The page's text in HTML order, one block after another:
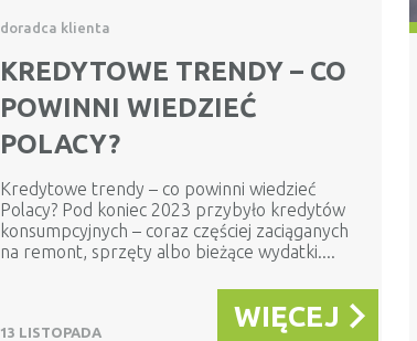
doradca klienta
KREDYTOWE TRENDY – CO
POWINNI WIEDZIEĆ
POLACY?
Kredytowe trendy – co powinni wiedzieć
Polacy? Pod koniec 2023 przybyło kredytów
konsumpcyjnych – coraz częściej zaciąganych
na remont, sprzęty albo bieżące wydatki....
13 LISTOPADA WIĘCEJ